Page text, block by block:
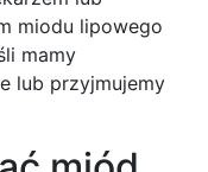
miodu lipowego
mamy
lub przyjmujemy